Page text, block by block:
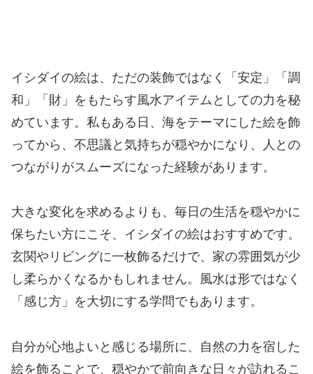
イシダイの絵は、ただの装飾ではなく「安定」「調
和」「財」をもたらす風水アイテムとしての力を秘
めています。私もある日、海をテーマにした絵を飾
ってから、不思議と気持ちが穏やかになり、人との
つながりがスムーズになった経験があります。
大きな変化を求めるよりも、毎日の生活を穏やかに
保ちたい方にこそ、イシダイの絵はおすすめです。
玄関やリビングに一枚飾るだけで、家の雰囲気が少
し柔らかくなるかもしれません。風水は形ではなく
「感じ方」を大切にする学問でもあります。
自分が心地よいと感じる場所に、自然の力を宿した
絵を飾ることで、穏やかで前向きな日々が訪れるこ